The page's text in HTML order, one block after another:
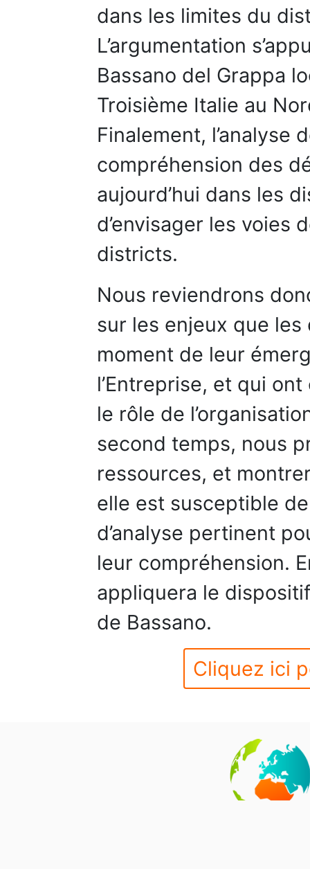
dans les limites du
L’argumentation
Bassano del Grappa
Troisième Italie au
Finalement, l’analyse
compréhension des
aujourd’hui dans les
d’envisager les voies
districts.
Nous reviendrons
sur les enjeux que
moment de leur
l’Entreprise, et qui
le rôle de
second temps, nous
ressources, et
elle est susceptible
d’analyse pertinent
leur compréhension.
appliquera le
de Bassano.
Cliquez ici